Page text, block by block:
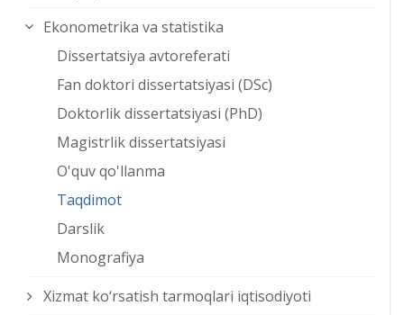
Ekonometrika va statistika
Dissertatsiya avtoreferati
Fan doktori dissertatsiyasi (DSc)
Doktorlik dissertatsiyasi (PhD)
Magistrlik dissertatsiyasi
O'quv qo'llanma
Taqdimot
Darslik
Monografiya
Xizmat kо‘rsatish tarmoqlari iqtisodiyoti